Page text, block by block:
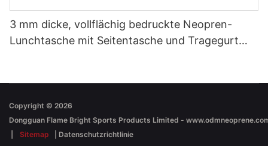
3 mm dicke, vollflächig bedruckte Neopren-
Lunchtasche mit Seitentasche und Tragegurt
Copyright © 2026
Sitemap Datenschutzrichtlinie